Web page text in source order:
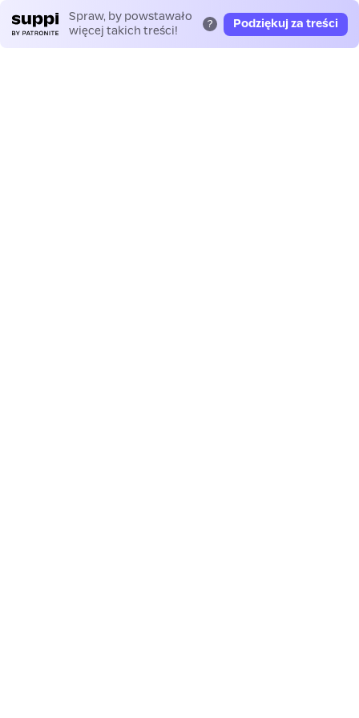
Spraw, by powstawało
więcej takich treści!
? Podziękuj za treści